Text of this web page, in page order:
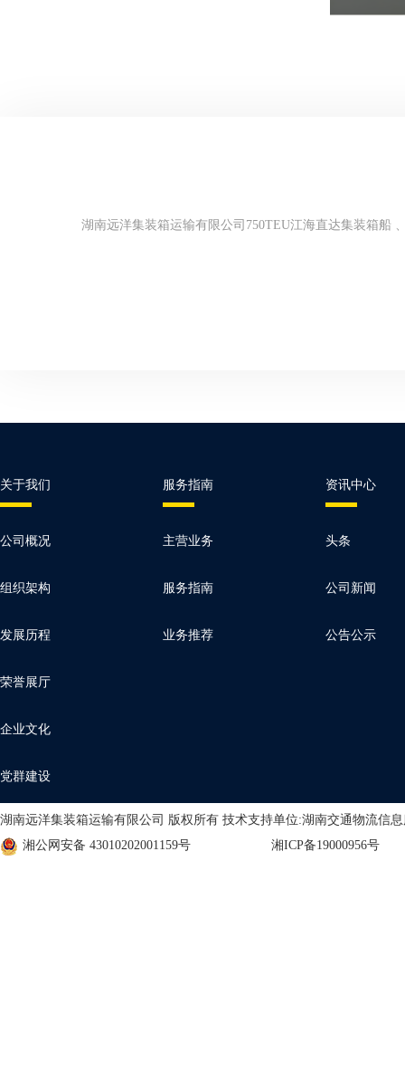
湖南远洋集装箱运输有限公司750TEU江海直达集装箱船
关于我们 服务指南 资讯中心
公司概况 主营业务 头条
组织架构 服务指南 公司新闻
发展历程 业务推荐 公告公示
荣誉展厅
企业文化
党群建设
湖南远洋集装箱运输有限公司 版权所有 技术支持单位:湖南交通物流信
湘公网安备 43010202001159号
湘ICP备19000956号